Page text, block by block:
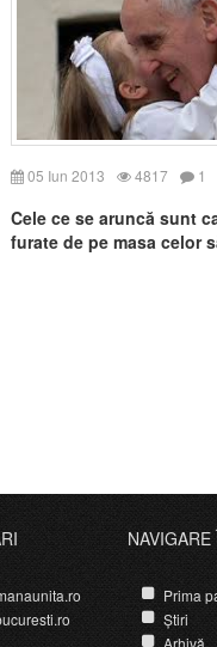
05 Iun 2013 4817 1
Cele ce se aruncă sunt
furate de pe masa celor
Prima
Știri
Arhivă